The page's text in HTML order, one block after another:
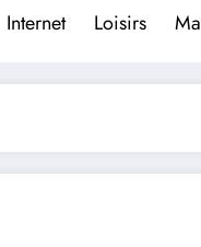
Internet Loisirs